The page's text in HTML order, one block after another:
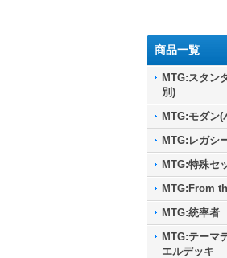
商品一覧
MTG:スタン
別)
MTG:モダン(
MTG:レガシ
MTG:特殊セ
MTG:From
MTG:統率者
MTG:テーマ
エルデッキ